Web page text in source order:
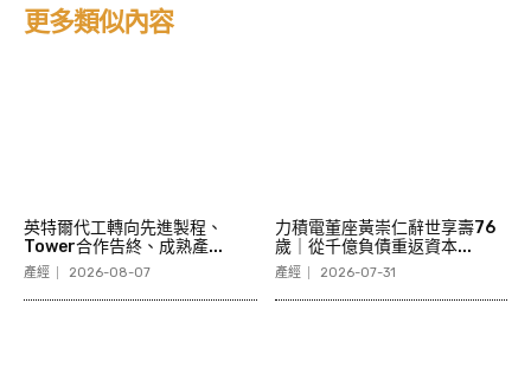
更多類似內容
英特爾代工轉向先進製程、
Tower合作告終、成熟產...
產經 2026-08-07
力積電董座黃崇仁辭世享壽76
歲｜從千億負債重返資本...
產經 2026-07-31